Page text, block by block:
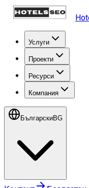
Услуги
Проекти
Ресурси
Компания
БългарскиBG